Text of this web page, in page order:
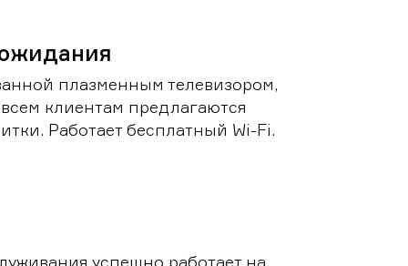
плазменным телевизором,
клиентам предлагаются
Работает бесплатный Wi-Fi.
успешно работает на